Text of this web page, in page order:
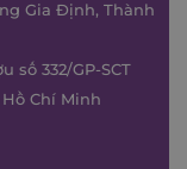
Gia Định, Thành
số 332/GP-SCT
Chí Minh